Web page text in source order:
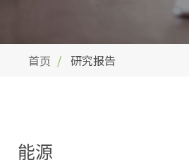
首页 研究报告
能源